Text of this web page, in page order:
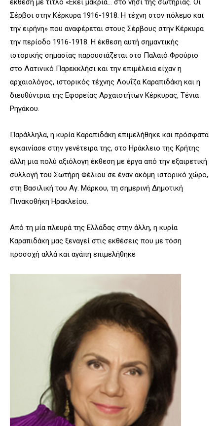
έκθεση με τίτλο «Εκεί μακριά… στο νησί της σωτηρίας. Οι
Σέρβοι στην Κέρκυρα 1916-1918. Η τέχνη στον πόλεμο και
την ειρήνη» που αναφέρεται στους Σέρβους στην Κέρκυρα
την περίοδο 1916-1918. Η έκθεση αυτή σημαντικής
ιστορικής σημασίας παρουσιάζεται στο Παλαιό Φρούριο
στο Λατινικό Παρεκκλήσι και την επιμέλεια είχαν η
αρχαιολόγος, ιστορικός τέχνης Λουΐζα Καραπιδάκη και η
διευθύντρια της Εφορείας Αρχαιοτήτων Κέρκυρας, Τένια
Ρηγάκου.
Παράλληλα, η κυρία Καραπιδάκη επιμελήθηκε και πρόσφατα
εγκαινίασε στην γενέτειρα της, στο Ηράκλειο της Κρήτης
άλλη μια πολύ αξιόλογη έκθεση με έργα από την εξαιρετική
συλλογή του Σωτήρη Φέλιου σε έναν ακόμη ιστορικό χώρο,
στη Βασιλική του Αγ. Μάρκου, τη σημερινή Δημοτική
Πινακοθήκη Ηρακλείου.
Από τη μία πλευρά της Ελλάδας στην άλλη, η κυρία
Καραπιδάκη μας ξεναγεί στις εκθέσεις που με τόση
προσοχή αλλά και αγάπη επιμελήθηκε